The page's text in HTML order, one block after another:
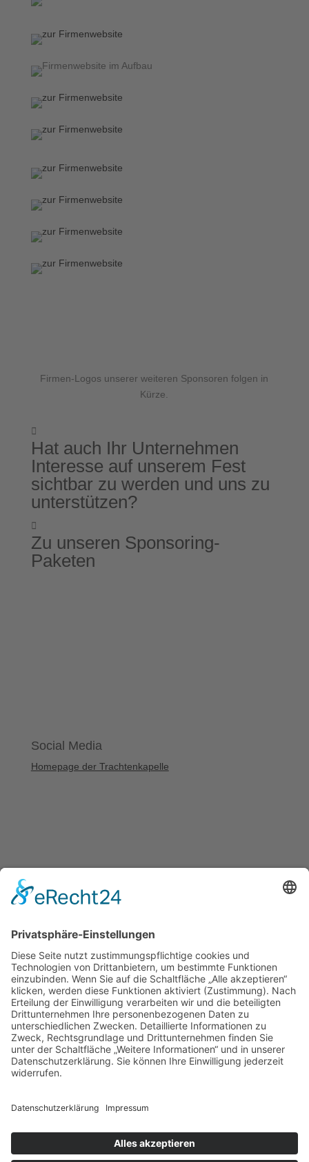
Firmen-Logos unserer weiteren Sponsoren folgen in
Kürze.

Hat auch Ihr Unternehmen
Interesse auf unserem Fest
sichtbar zu werden und uns zu
unterstützen?

Zu unseren Sponsoring-
Paketen
Social Media
Homepage der Trachtenkapelle
Kontakt
1. Vorstandsvorsitzende Michaela Nieberle
Tel. Festbüro: +49 160 1564232
E-Mail: info@musikfest-2024.de
Anfahrt Festgelände
Trachtenkapelle Westendorf e.V. | © 2026. Konzept &
Alle Rechte vorbehalten.